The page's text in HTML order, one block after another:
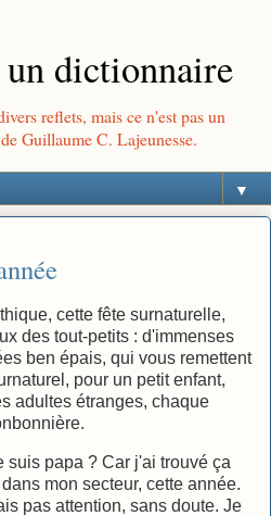
un dictionnaire
reflets, mais ce n'est pas un
Guillaume C. Lajeunesse.
▼
cette fête surnaturelle,
des tout-petits : d'immenses
ben épais, qui vous remettent
pour un petit enfant,
adultes étranges, chaque
suis papa ? Car j'ai trouvé ça
mon secteur, cette année.
pas attention, sans doute. Je